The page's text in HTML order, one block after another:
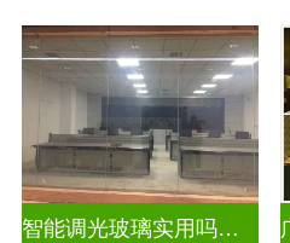
智能调光玻璃实用吗现在